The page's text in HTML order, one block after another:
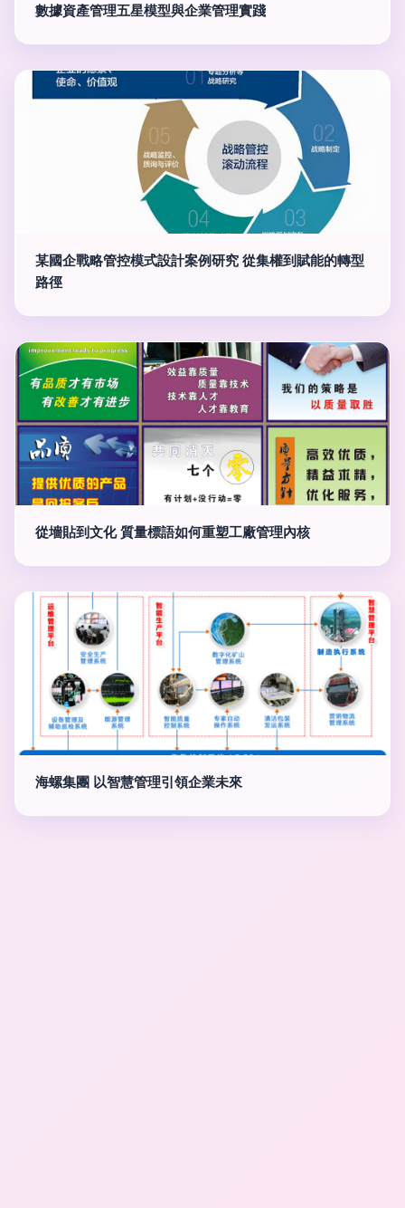
數據資產管理五星模型與企業管理實踐
某國企戰略管控模式設計案例研究 從集權到賦能的轉型
路徑
從墻貼到文化 質量標語如何重塑工廠管理內核
海螺集團 以智慧管理引領企業未來